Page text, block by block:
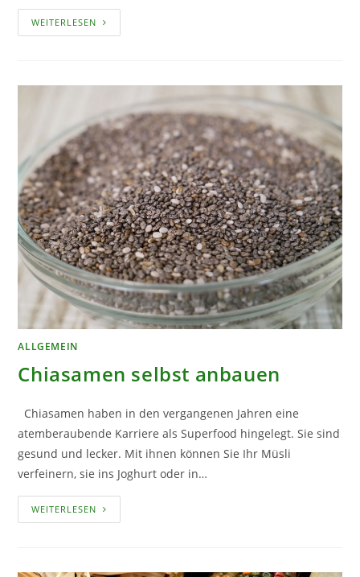
WEITERLESEN AVOCADOS
IM
ALLGEMEIN
Chiasamen selbst anbauen
Chiasamen haben in den vergangenen Jahren eine
atemberaubende Karriere als Superfood hingelegt. Sie sind
gesund und lecker. Mit ihnen können Sie Ihr Müsli
verfeinern, sie ins Joghurt oder in…
WEITERLESEN CHIASAMEN
SELBST